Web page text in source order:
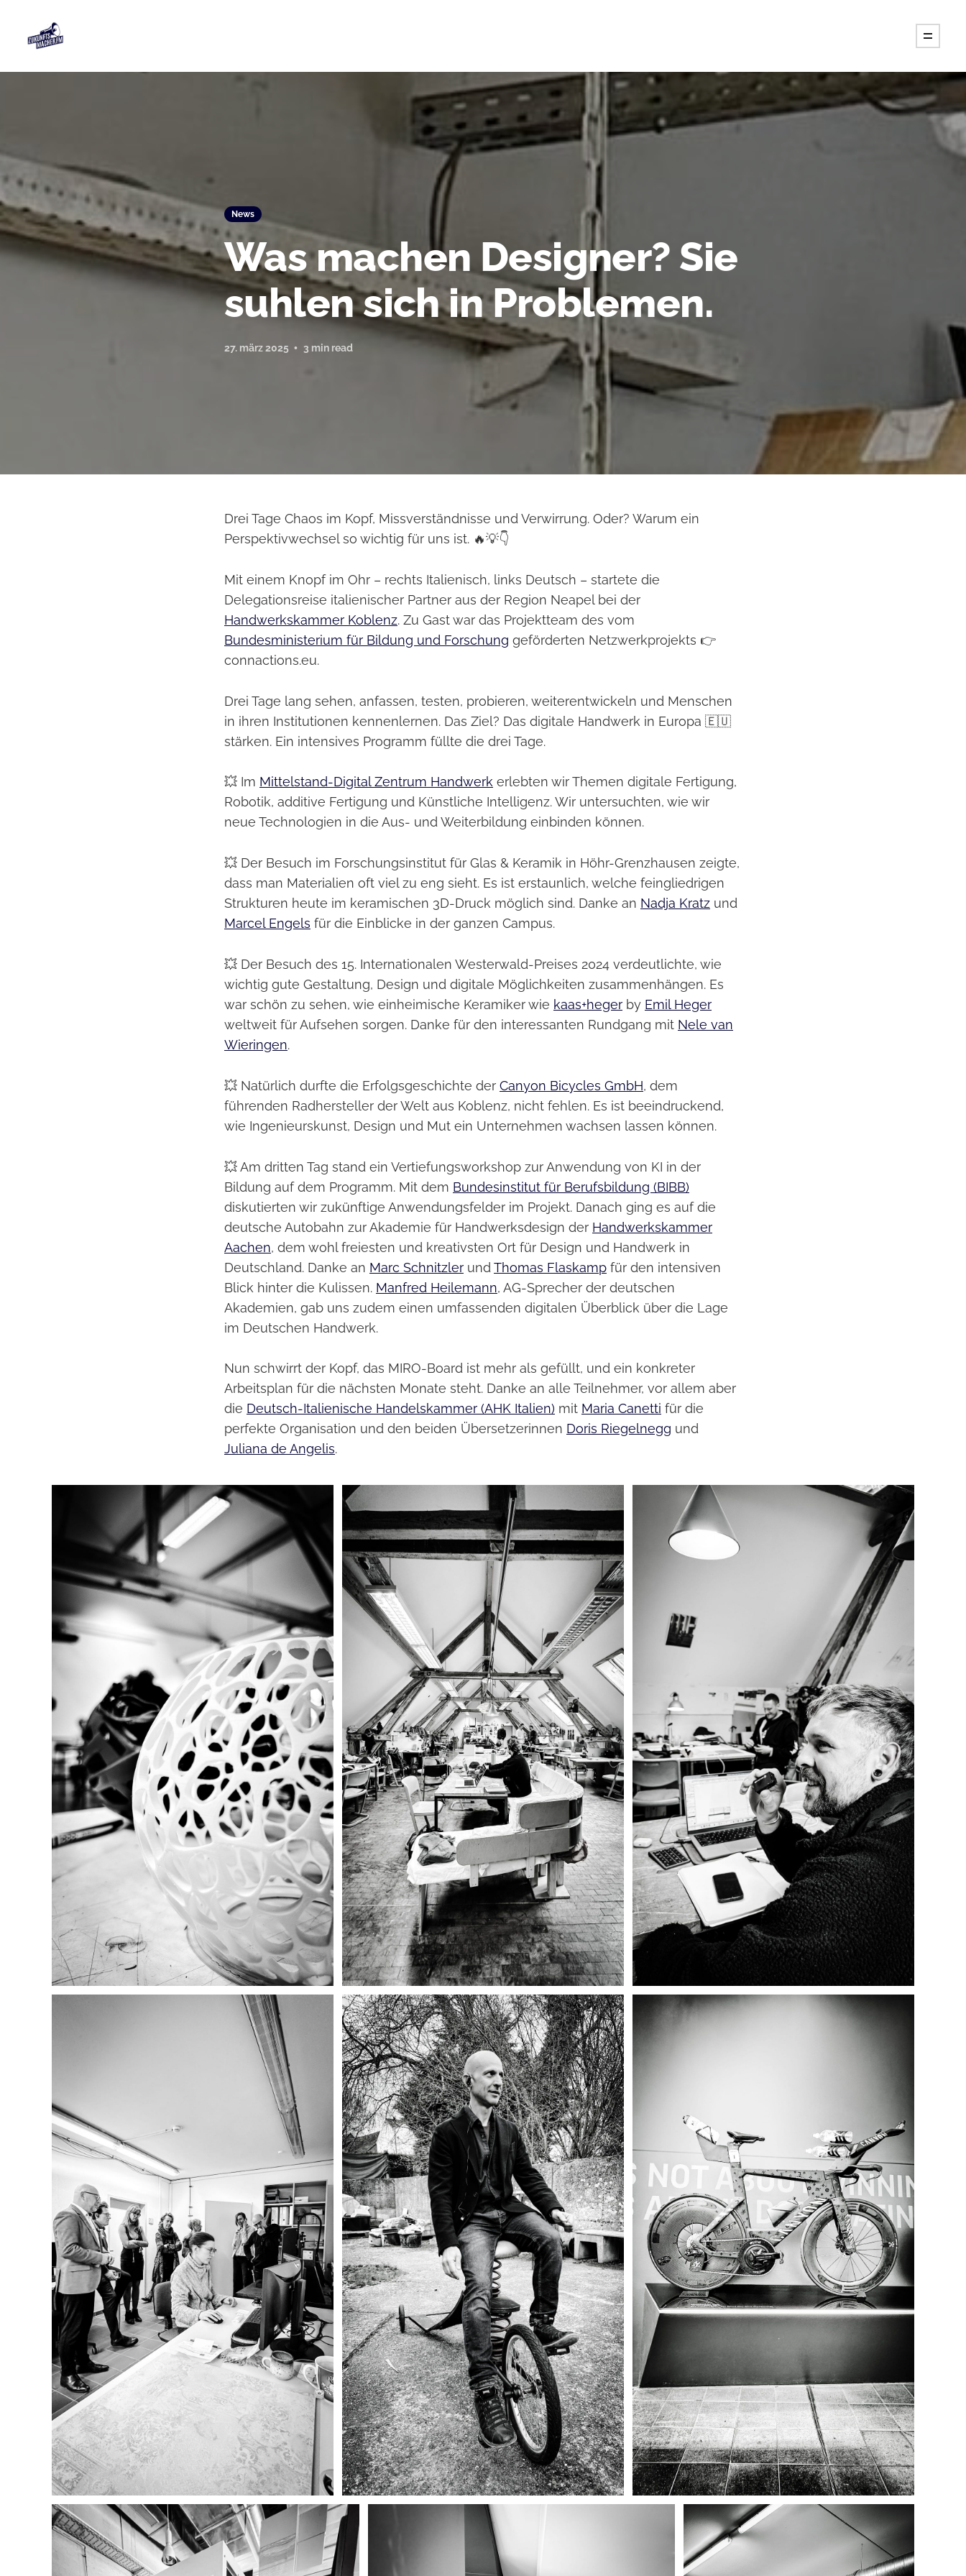
News
Was machen Designer? Sie
suhlen sich in Problemen.
27. märz 2025 3 min read
Drei Tage Chaos im Kopf, Missverständnisse und Verwirrung. Oder? Warum ein
Perspektivwechsel so wichtig für uns ist. 🔥💡👇
Mit einem Knopf im Ohr – rechts Italienisch, links Deutsch – startete die
Delegationsreise italienischer Partner aus der Region Neapel bei der
Handwerkskammer Koblenz. Zu Gast war das Projektteam des vom
Bundesministerium für Bildung und Forschung geförderten Netzwerkprojekts 👉
connactions.eu.
Drei Tage lang sehen, anfassen, testen, probieren, weiterentwickeln und Menschen
in ihren Institutionen kennenlernen. Das Ziel? Das digitale Handwerk in Europa 🇪🇺
stärken. Ein intensives Programm füllte die drei Tage.
💥 Im Mittelstand-Digital Zentrum Handwerk erlebten wir Themen digitale Fertigung,
Robotik, additive Fertigung und Künstliche Intelligenz. Wir untersuchten, wie wir
neue Technologien in die Aus- und Weiterbildung einbinden können.
💥 Der Besuch im Forschungsinstitut für Glas & Keramik in Höhr-Grenzhausen zeigte,
dass man Materialien oft viel zu eng sieht. Es ist erstaunlich, welche feingliedrigen
Strukturen heute im keramischen 3D-Druck möglich sind. Danke an Nadja Kratz und
Marcel Engels für die Einblicke in der ganzen Campus.
💥 Der Besuch des 15. Internationalen Westerwald-Preises 2024 verdeutlichte, wie
wichtig gute Gestaltung, Design und digitale Möglichkeiten zusammenhängen. Es
war schön zu sehen, wie einheimische Keramiker wie kaas+heger by Emil Heger
weltweit für Aufsehen sorgen. Danke für den interessanten Rundgang mit Nele van
Wieringen.
💥 Natürlich durfte die Erfolgsgeschichte der Canyon Bicycles GmbH, dem
führenden Radhersteller der Welt aus Koblenz, nicht fehlen. Es ist beeindruckend,
wie Ingenieurskunst, Design und Mut ein Unternehmen wachsen lassen können.
💥 Am dritten Tag stand ein Vertiefungsworkshop zur Anwendung von KI in der
Bildung auf dem Programm. Mit dem Bundesinstitut für Berufsbildung (BIBB)
diskutierten wir zukünftige Anwendungsfelder im Projekt. Danach ging es auf die
deutsche Autobahn zur Akademie für Handwerksdesign der Handwerkskammer
Aachen, dem wohl freiesten und kreativsten Ort für Design und Handwerk in
Deutschland. Danke an Marc Schnitzler und Thomas Flaskamp für den intensiven
Blick hinter die Kulissen. Manfred Heilemann, AG-Sprecher der deutschen
Akademien, gab uns zudem einen umfassenden digitalen Überblick über die Lage
im Deutschen Handwerk.
Nun schwirrt der Kopf, das MIRO-Board ist mehr als gefüllt, und ein konkreter
Arbeitsplan für die nächsten Monate steht. Danke an alle Teilnehmer, vor allem aber
die Deutsch-Italienische Handelskammer (AHK Italien) mit Maria Canetti für die
perfekte Organisation und den beiden Übersetzerinnen Doris Riegelnegg und
Juliana de Angelis.